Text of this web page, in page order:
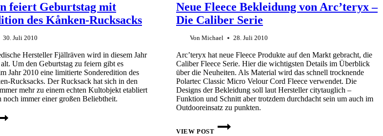
feiert Geburtstag mit
des Kånken-Rucksacks
30. Juli 2010
Hersteller Fjällräven wird in diesem Jahr
Um den Geburtstag zu feiern gibt es
Jahr 2010 eine limitierte Sonderedition des
Rucksacks. Der Rucksack hat sich in den
mehr zu einem echten Kultobjekt etabliert
noch immer einer großen Beliebtheit.
Neue Fleece Bekleidung von Arc’teryx –
Die Caliber Serie
Von Michael 28. Juli 2010
Arc’teryx hat neue Fleece Produkte auf den Markt gebracht, die
Caliber Fleece Serie. Hier die wichtigsten Details im Überblick
über die Neuheiten. Als Material wird das schnell trocknende
Polartec Classic Micro Velour Cord Fleece verwendet. Die
Designs der Bekleidung soll laut Hersteller citytauglich –
Funktion und Schnitt aber trotzdem durchdacht sein um auch im
Outdooreinsatz zu punkten.
VIEW POST
NEUE
FLEECE